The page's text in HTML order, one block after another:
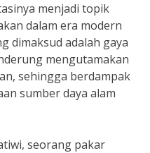
menjadi topik
dalam era modern
dimaksud adalah gaya
mengutamakan
sehingga berdampak
sumber daya alam
seorang pakar